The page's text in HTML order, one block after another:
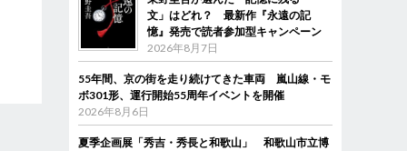
文」はどれ？ 最新作『永遠の記
憶』発売で読者参加型キャンペーン
2026年8月7日
55年間、京の街を走り続けてきた車両 嵐山線・モ
ボ301形、運行開始55周年イベントを開催
2026年8月6日
夏季企画展「秀吉・秀長と和歌山」 和歌山市立博